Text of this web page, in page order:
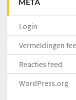
META
Login
Vermeldingen
Reacties feed
WordPress.org